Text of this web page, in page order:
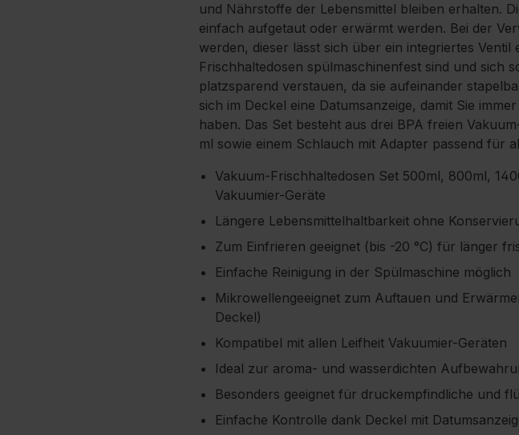
und Nährstoffe der Lebensmittel bleiben erhalten.
einfach aufgetaut oder erwärmt werden. Bei der
werden, dieser lässt sich über ein integriertes
Frischhaltedosen spülmaschinenfest sind und sich
platzsparend verstauen, da sie aufeinander
sich im Deckel eine Datumsanzeige, damit Sie
haben. Das Set besteht aus drei BPA freien
ml sowie einem Schlauch mit Adapter passend für
Vakuum-Frischhaltedosen Set 500ml, 800ml,
Vakuumier-Geräte
Längere Lebensmittelhaltbarkeit ohne
Zum Einfrieren geeignet (bis -20 °C) für länger
Einfache Reinigung in der Spülmaschine möglich
Mikrowellengeeignet zum Auftauen und
Deckel)
Kompatibel mit allen Leifheit Vakuumier-Geräten
Ideal zur aroma- und wasserdichten
Besonders geeignet für druckempfindliche und
Einfache Kontrolle dank Deckel mit